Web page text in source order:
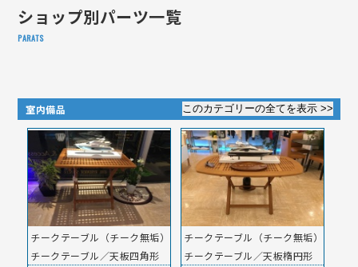
ショップ別パーツ一覧
PARATS
室内備品
チークテーブル（チーク無垢）
チークテーブル／天板四角形・折り畳み
チークテーブル（チーク無垢）
チークテーブル／天板楕円形